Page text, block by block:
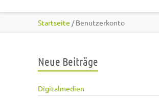
Startseite / Benutzerkonto
Neue Beiträge
Digitalmedien